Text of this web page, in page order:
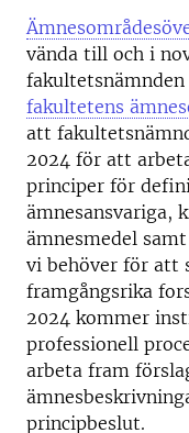
vända till och i
fakultetsnämnden
fakultetens
att
2024 för att
principer för
ämnesansvariga,
ämnesmedel
vi behöver för att
framgångsrika
2024 kommer
professionell
arbeta fram
principbeslut.